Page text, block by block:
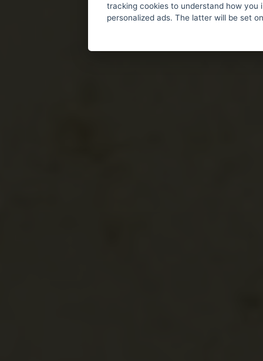
tracking cookies to understand how
personalized ads. The latter will be set